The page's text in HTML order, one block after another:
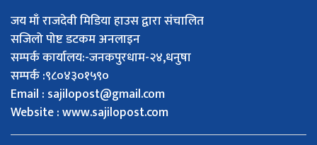
जय माँ राजदेवी मिडिया हाउस द्वारा संचालित
सजिलो पोष्ट डटकम अनलाइन
सम्पर्क कार्यालय:-जनकपुरधाम-२४,धनुषा
सम्पर्क :९८०४३०१५९०
Email : sajilopost@gmail.com
Website : www.sajilopost.com